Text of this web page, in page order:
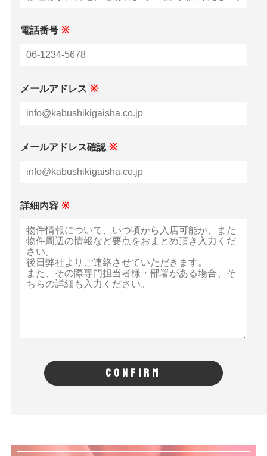
電話番号 ※
メールアドレス ※
メールアドレス確認 ※
詳細内容 ※
CONFIRM